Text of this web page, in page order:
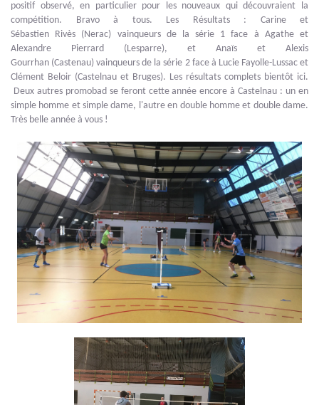
positif observé, en particulier pour les nouveaux qui découvraient la
compétition. Bravo à tous. Les Résultats : Carine et
Sébastien Rivès (Nerac) vainqueurs de la série 1 face à Agathe et
Alexandre Pierrard (Lesparre), et Anaïs et Alexis
Gourrhan (Castenau) vainqueurs de la série 2 face à Lucie Fayolle-Lussac et
Clément Beloir (Castelnau et Bruges). Les résultats complets bientôt ici.
Deux autres promobad se feront cette année encore à Castelnau : un en
simple homme et simple dame, l'autre en double homme et double dame.
Très belle année à vous !